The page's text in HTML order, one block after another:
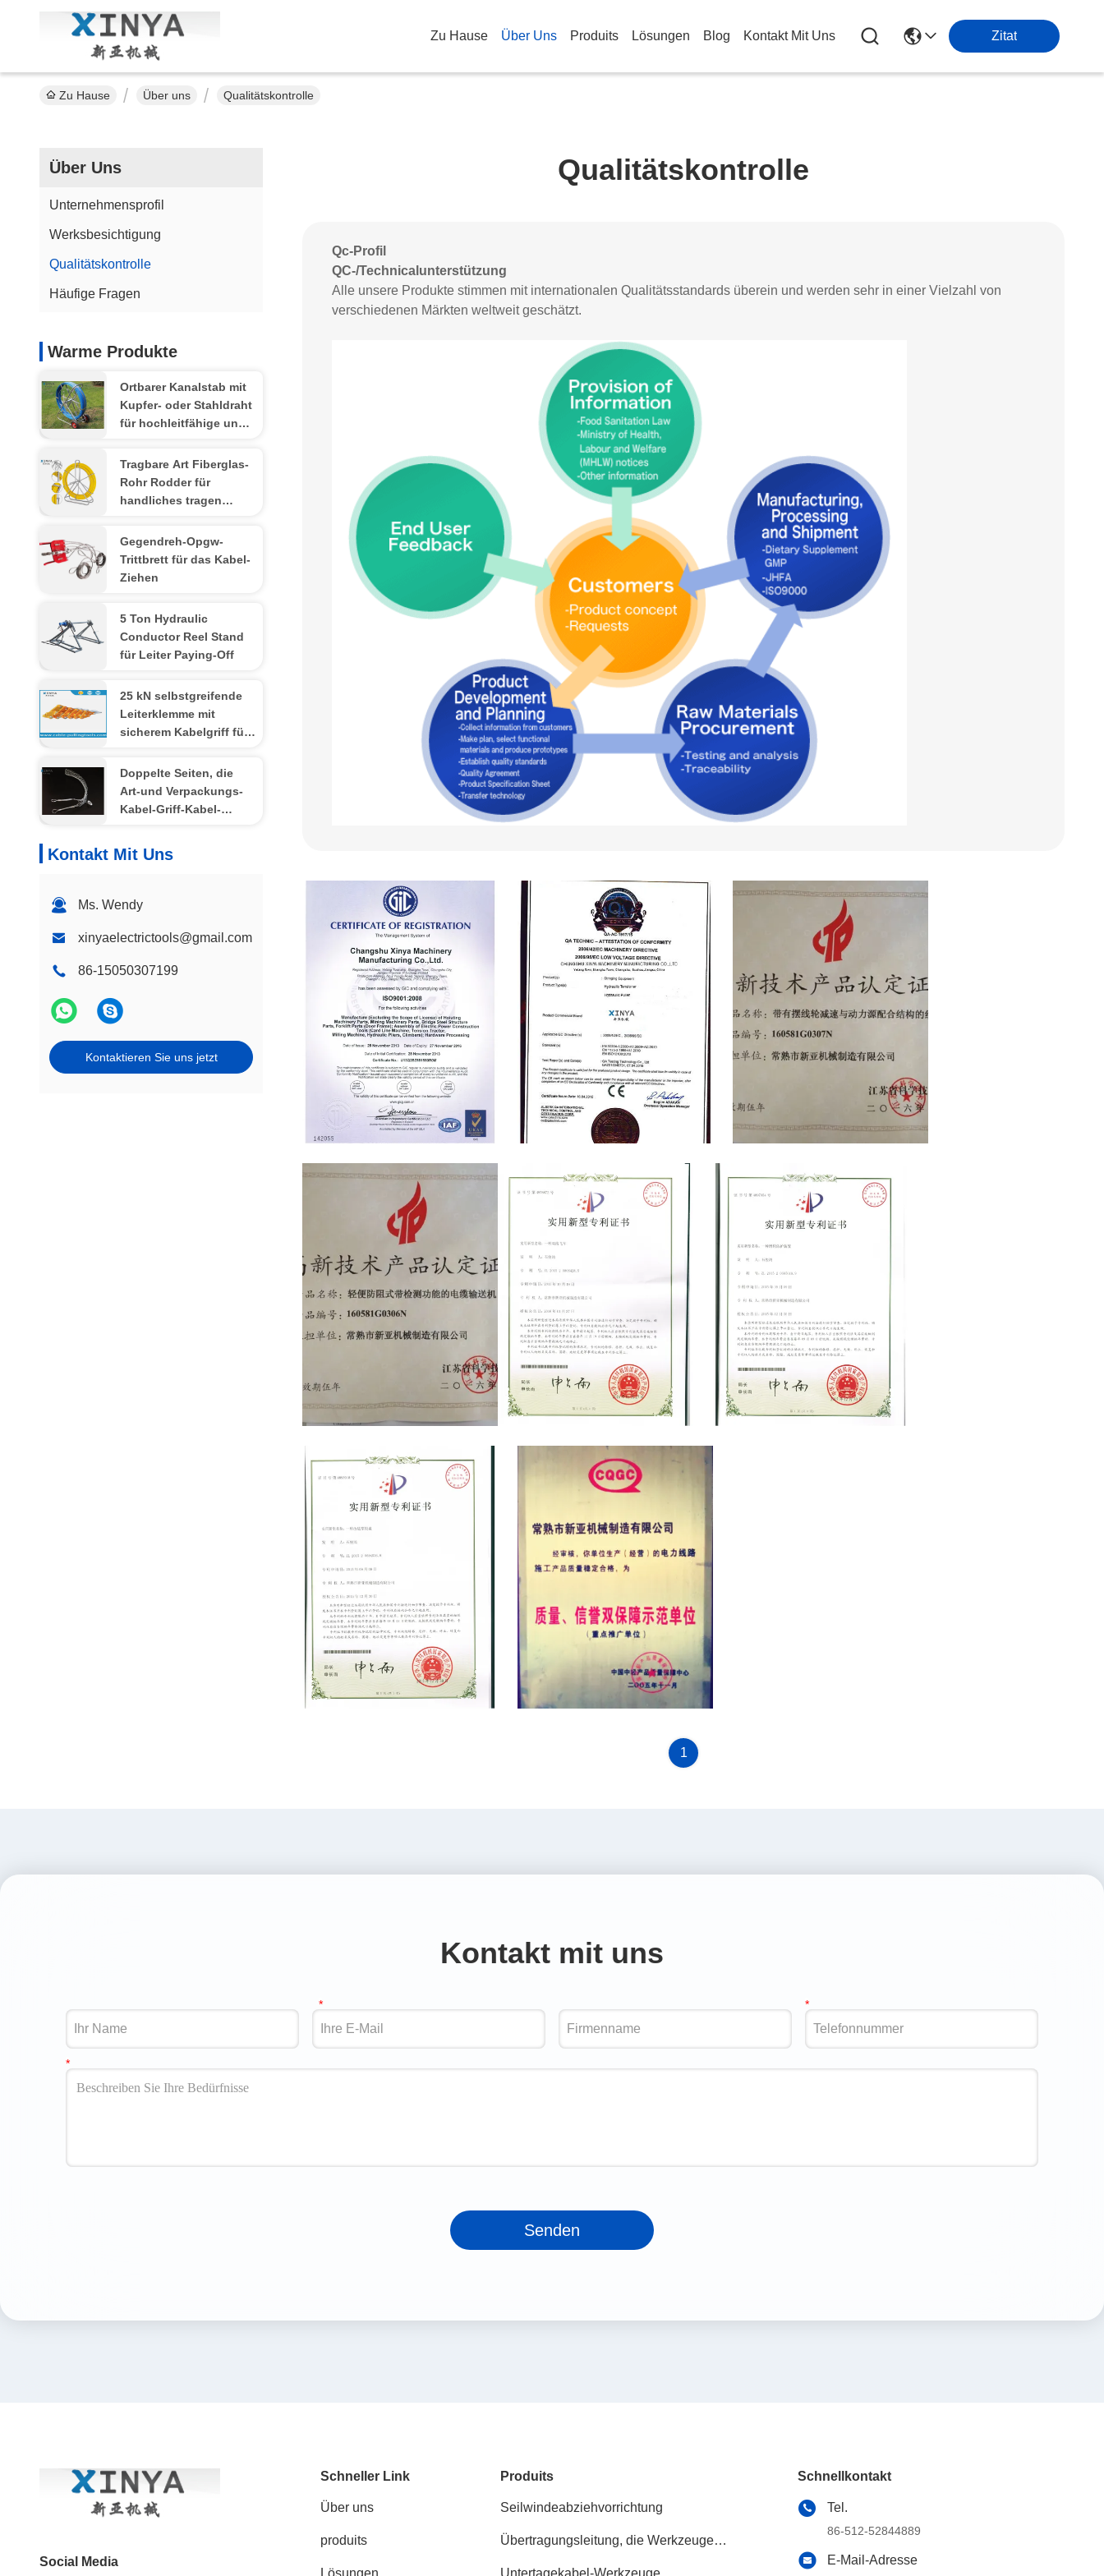
Zu Hause Über Uns Produits Lösungen Blog Kontakt Mit Uns Zitat
Zu Hause Über uns Qualitätskontrolle
Über Uns
Unternehmensprofil
Werksbesichtigung
Qualitätskontrolle
Häufige Fragen
Warme Produkte
Ortbarer Kanalstab mit
Kupfer- oder Stahldraht
für hochleitfähige und
Kabelinstallation
Tragbare Art Fiberglas-
Rohr Rodder für
handliches tragen
Ziehen
Gegendreh-Opgw-
Trittbrett für das Kabel-
Ziehen
5 Ton Hydraulic
Conductor Reel Stand
für Leiter Paying-Off
25 kN selbstgreifende
Leiterklemme mit
sicherem Kabelgriff für
Leiterleitungen
Doppelte Seiten, die
Art-und Verpackungs-
Kabel-Griff-Kabel-
schleppen
Kontakt Mit Uns
Ms. Wendy
xinyaelectrictools@gmail.com
86-15050307199
Kontaktieren Sie uns jetzt
Qualitätskontrolle
Qc-Profil
QC-/Technicalunterstützung
Alle unsere Produkte stimmen mit internationalen Qualitätsstandards überein und werden sehr in einer Vielzahl von
verschiedenen Märkten weltweit geschätzt.
1
Kontakt mit uns
Senden
Social Media
Schneller Link
Über uns
produits
Lösungen
Produits
Seilwindeabziehvorrichtung
Übertragungsleitung, die Werkzeuge
Untertagekabel-Werkzeuge
Schnellkontakt
Tel.
86-512-52844889
E-Mail-Adresse